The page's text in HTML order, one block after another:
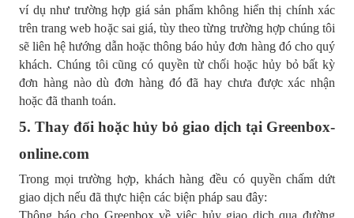
ví dụ như trường hợp giá sản phẩm không hiển thị chính xác
trên trang web hoặc sai giá, tùy theo từng trường hợp chúng tôi
sẽ liên hệ hướng dẫn hoặc thông báo hủy đơn hàng đó cho quý
khách. Chúng tôi cũng có quyền từ chối hoặc hủy bỏ bất kỳ
đơn hàng nào dù đơn hàng đó đã hay chưa được xác nhận
hoặc đã thanh toán.
5. Thay đổi hoặc hủy bỏ giao dịch tại Greenbox-
online.com
Trong mọi trường hợp, khách hàng đều có quyền chấm dứt
giao dịch nếu đã thực hiện các biện pháp sau đây:
Thông báo cho Greenbox về việc hủy giao dịch qua đường